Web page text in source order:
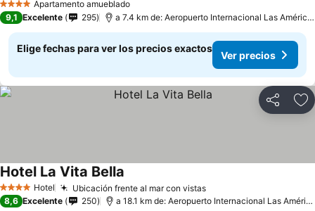
4 EstrellasApartamento amueblado
9,1 Excelente 295 a 7.4 km de: Aeropuerto Internacional Las Américas
Elige fechas para ver los precios exactos
Ver precios
Compartir
4 EstrellasHotel Ubicación frente al mar con vistas
Hotel La Vita Bella
8,6 Excelente 250 a 18.1 km de: Aeropuerto Internacional Las Américas